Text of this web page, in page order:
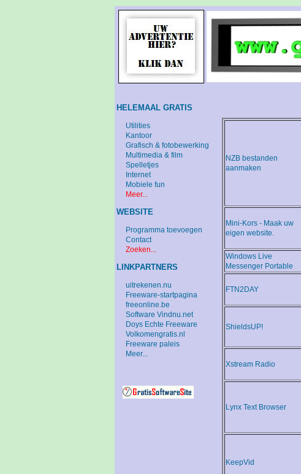
NZB bestanden
aanmaken
Mini-Kors - Maak uw
eigen website.
Windows Live
Messenger Portable
FTN2DAY
ShieldsUP!
Xstream Radio
Lynx Text Browser
KeepVid
HELEMAAL GRATIS
Utilities
Kantoor
Grafisch & fotobewerking
Multimedia & film
Spelletjes
Internet
Mobiele fun
Meer...
WEBSITE
Programma toevoegen
Contact
Zoeken...
LINKPARTNERS
uitrekenen.nu
Freeware-startpagina
freeonline.be
Software Vindnu.net
Doys Echte Freeware
Volkomengratis.nl
Freeware paleis
Meer...